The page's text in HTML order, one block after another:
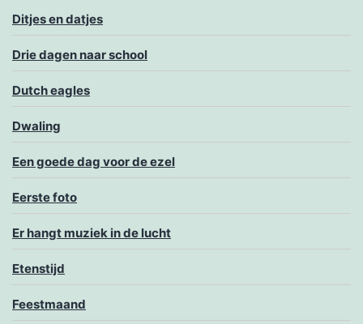
Ditjes en datjes
Drie dagen naar school
Dutch eagles
Dwaling
Een goede dag voor de ezel
Eerste foto
Er hangt muziek in de lucht
Etenstijd
Feestmaand